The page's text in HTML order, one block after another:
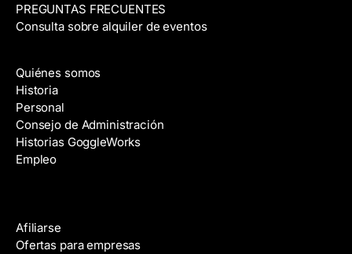
PREGUNTAS FRECUENTES
Consulta sobre alquiler de eventos
Quiénes somos
Historia
Personal
Consejo de Administración
Historias GoggleWorks
Empleo
Afiliarse
Ofertas para empresas